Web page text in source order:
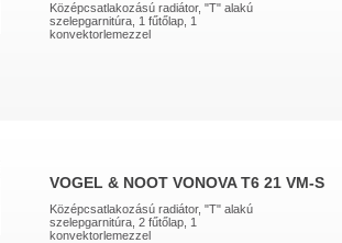
Középcsatlakozású radiátor, "T" alakú
szelepgarnitúra, 1 fűtőlap, 1
konvektorlemezzel
VOGEL & NOOT VONOVA T6 21 VM-S
Középcsatlakozású radiátor, "T" alakú
szelepgarnitúra, 2 fűtőlap, 1
konvektorlemezzel